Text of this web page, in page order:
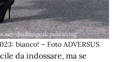
bianco! – Foto ADVERSUS
da indossare, ma se